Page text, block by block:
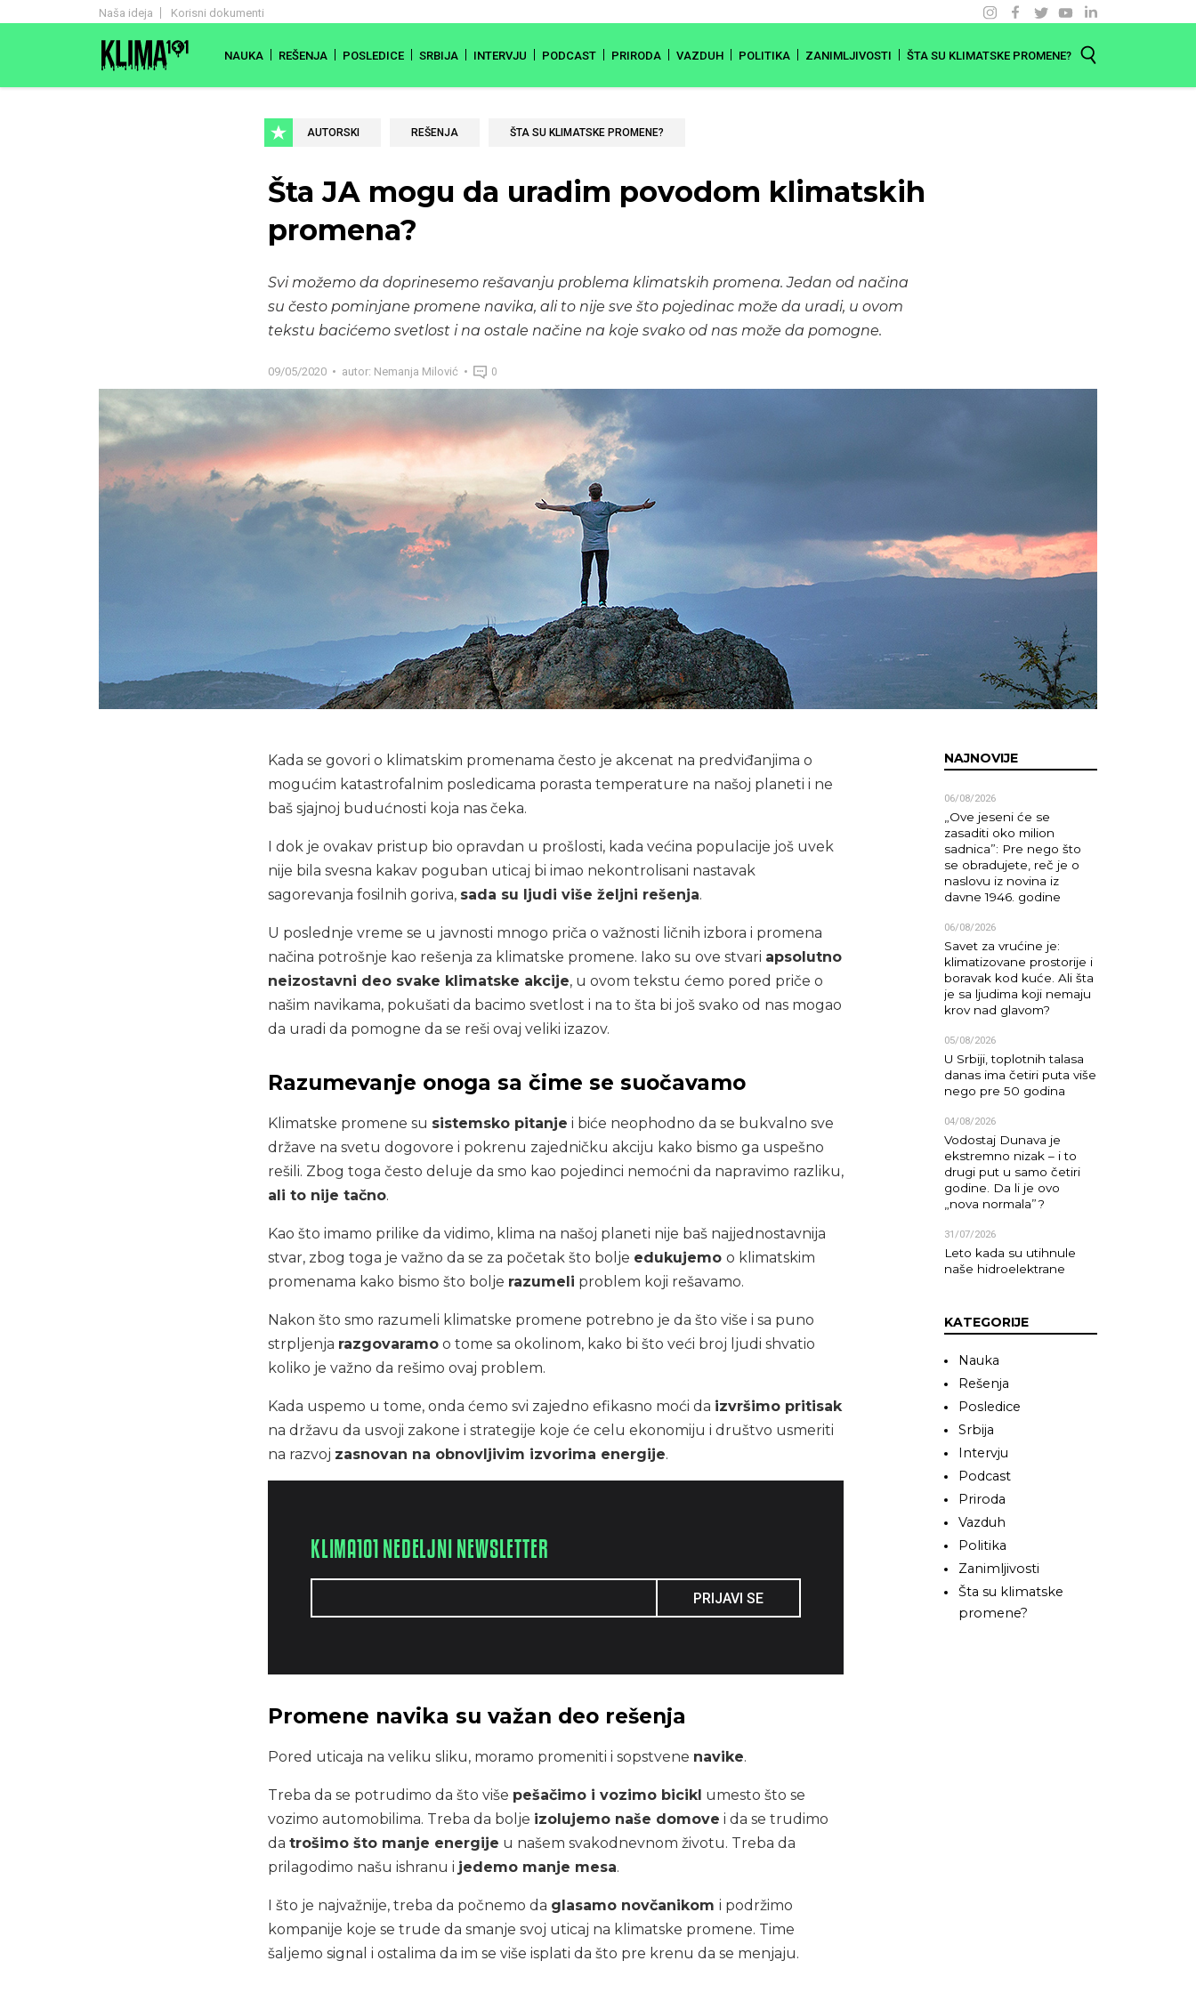
Naša ideja Korisni dokumenti
NAUKA REŠENJA POSLEDICE SRBIJA INTERVJU PODCAST PRIRODA VAZDUH POLITIKA ZANIMLJIVOSTI ŠTA SU KLIMATSKE PROMENE?
AUTORSKI REŠENJA ŠTA SU KLIMATSKE PROMENE?
Šta JA mogu da uradim povodom klimatskih
promena?
Svi možemo da doprinesemo rešavanju problema klimatskih promena. Jedan od načina
su često pominjane promene navika, ali to nije sve što pojedinac može da uradi, u ovom
tekstu bacićemo svetlost i na ostale načine na koje svako od nas može da pomogne.
09/05/2020 autor: Nemanja Milović 0
Kada se govori o klimatskim promenama često je akcenat na predviđanjima o
mogućim katastrofalnim posledicama porasta temperature na našoj planeti i ne
baš sjajnoj budućnosti koja nas čeka.
I dok je ovakav pristup bio opravdan u prošlosti, kada većina populacije još uvek
nije bila svesna kakav poguban uticaj bi imao nekontrolisani nastavak
sagorevanja fosilnih goriva, sada su ljudi više željni rešenja.
U poslednje vreme se u javnosti mnogo priča o važnosti ličnih izbora i promena
načina potrošnje kao rešenja za klimatske promene. Iako su ove stvari apsolutno
neizostavni deo svake klimatske akcije, u ovom tekstu ćemo pored priče o
našim navikama, pokušati da bacimo svetlost i na to šta bi još svako od nas mogao
da uradi da pomogne da se reši ovaj veliki izazov.
Razumevanje onoga sa čime se suočavamo
Klimatske promene su sistemsko pitanje i biće neophodno da se bukvalno sve
države na svetu dogovore i pokrenu zajedničku akciju kako bismo ga uspešno
rešili. Zbog toga često deluje da smo kao pojedinci nemoćni da napravimo razliku,
ali to nije tačno.
Kao što imamo prilike da vidimo, klima na našoj planeti nije baš najjednostavnija
stvar, zbog toga je važno da se za početak što bolje edukujemo o klimatskim
promenama kako bismo što bolje razumeli problem koji rešavamo.
Nakon što smo razumeli klimatske promene potrebno je da što više i sa puno
strpljenja razgovaramo o tome sa okolinom, kako bi što veći broj ljudi shvatio
koliko je važno da rešimo ovaj problem.
Kada uspemo u tome, onda ćemo svi zajedno efikasno moći da izvršimo pritisak
na državu da usvoji zakone i strategije koje će celu ekonomiju i društvo usmeriti
na razvoj zasnovan na obnovljivim izvorima energije.
KLIMA101 NEDELJNI NEWSLETTER
PRIJAVI SE
Promene navika su važan deo rešenja
Pored uticaja na veliku sliku, moramo promeniti i sopstvene navike.
Treba da se potrudimo da što više pešačimo i vozimo bicikl umesto što se
vozimo automobilima. Treba da bolje izolujemo naše domove i da se trudimo
da trošimo što manje energije u našem svakodnevnom životu. Treba da
prilagodimo našu ishranu i jedemo manje mesa.
I što je najvažnije, treba da počnemo da glasamo novčanikom i podržimo
kompanije koje se trude da smanje svoj uticaj na klimatske promene. Time
šaljemo signal i ostalima da im se više isplati da što pre krenu da se menjaju.
NAJNOVIJE
06/08/2026
„Ove jeseni će se
zasaditi oko milion
sadnica”: Pre nego što
se obradujete, reč je o
naslovu iz novina iz
davne 1946. godine
06/08/2026
Savet za vrućine je:
klimatizovane prostorije i
boravak kod kuće. Ali šta
je sa ljudima koji nemaju
krov nad glavom?
05/08/2026
U Srbiji, toplotnih talasa
danas ima četiri puta više
nego pre 50 godina
04/08/2026
Vodostaj Dunava je
ekstremno nizak – i to
drugi put u samo četiri
godine. Da li je ovo
„nova normala”?
31/07/2026
Leto kada su utihnule
naše hidroelektrane
KATEGORIJE
Nauka
Rešenja
Posledice
Srbija
Intervju
Podcast
Priroda
Vazduh
Politika
Zanimljivosti
Šta su klimatske
promene?